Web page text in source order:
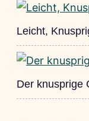
Leicht,
Der knusprige